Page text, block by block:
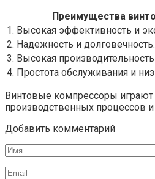
Преимущества
1. Высокая эффективность и
2. Надежность и долговечность.
3. Высокая
4. Простота обслуживания и
Винтовые компрессоры играют
производственных процессов
Добавить комментарий
Имя
Email